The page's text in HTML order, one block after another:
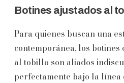
Botines ajustados al
Para quienes buscan una
contemporánea, los botines
al tobillo son aliados
perfectamente bajo la línea